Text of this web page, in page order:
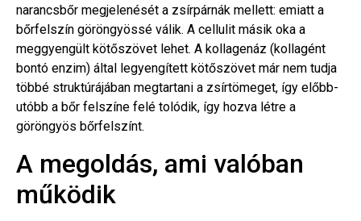
narancsbőr megjelenését a zsírpárnák mellett: emiatt a
bőrfelszín göröngyössé válik. A cellulit másik oka a
meggyengült kötőszövet lehet. A kollagenáz (kollagént
bontó enzim) által legyengített kötőszövet már nem tudja
többé struktúrájában megtartani a zsírtömeget, így előbb-
utóbb a bőr felszíne felé tolódik, így hozva létre a
göröngyös bőrfelszínt.
A megoldás, ami valóban
működik